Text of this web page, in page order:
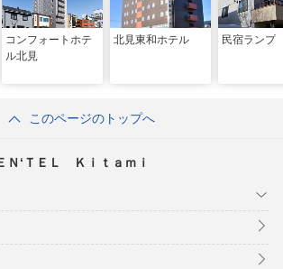
コンフォートホテ
ル北見
北見東和ホテル 民宿ランプ
このページのトップへ
‘ＴＥＬ Ｋｉｔａｍｉ